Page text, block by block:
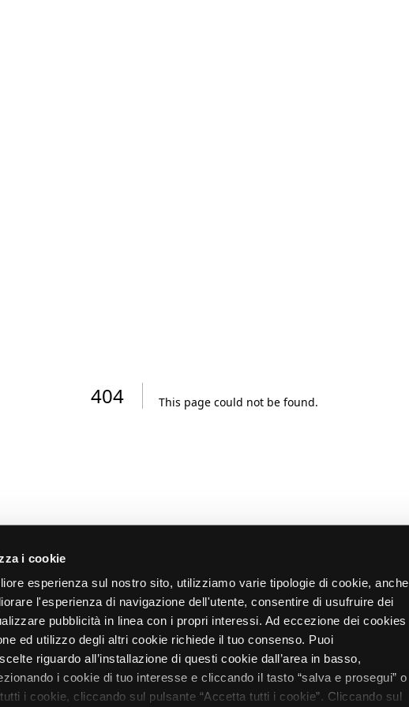
i cookie
esperienza sul nostro sito, utilizziamo varie tipologie di cookie, anche
l'esperienza di navigazione dell'utente, consentire di usufruire dei
pubblicità in linea con i propri interessi. Ad eccezione dei cookies
ed utilizzo degli altri cookie richiede il tuo consenso. Puoi
riguardo all’installazione di questi cookie dall’area in basso,
i cookie di tuo interesse e cliccando il tasto “salva e prosegui” o
i cookie, cliccando sul pulsante “Accetta tutti i cookie”. Cliccando sul
404 This page could not be found.